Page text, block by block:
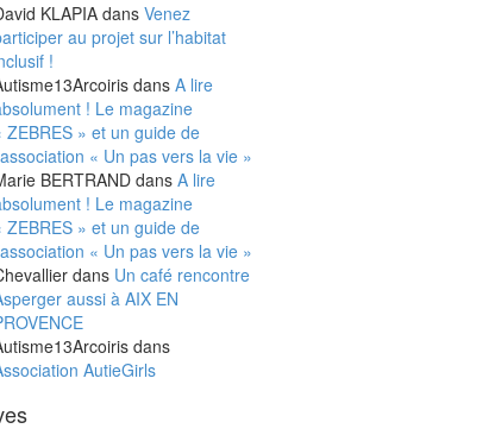
KLAPIA dans Venez
au projet sur l’habitat
!
dans A lire
! Le magazine
ZEBRES » et un guide de
« Un pas vers la vie »
BERTRAND dans A lire
! Le magazine
ZEBRES » et un guide de
« Un pas vers la vie »
dans Un café rencontre
aussi à AIX EN
dans
AutieGirls